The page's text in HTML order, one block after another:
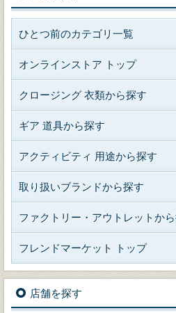
ひとつ前のカテゴリ一覧
オンラインストア トップ
クロージング 衣類から探す
ギア 道具から探す
アクティビティ 用途から探す
取り扱いブランドから探す
ファクトリー・アウトレットか
フレンドマーケット トップ
店舗を探す